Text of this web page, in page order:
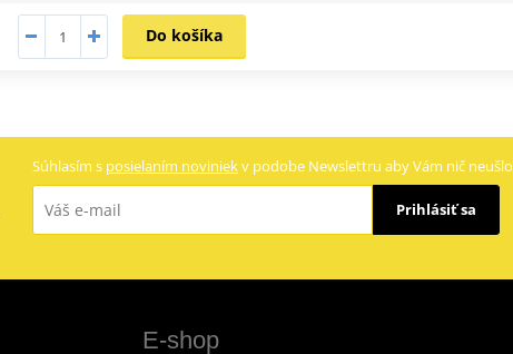
Do košíka
Súhlasím s posielaním noviniekv podobe Newslettru aby Vám nič neušlo
Prihlásiť sa
E-shop